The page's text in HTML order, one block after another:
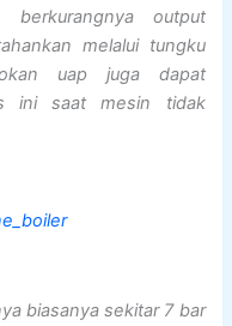
output
melalui tungku
uap juga dapat
ini saat mesin tidak
biasanya sekitar 7 bar